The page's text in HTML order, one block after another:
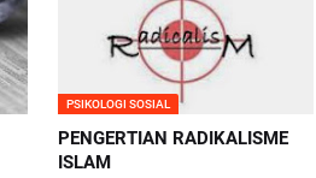
PSIKOLOGI SOSIAL
PENGERTIAN RADIKALISME
ISLAM